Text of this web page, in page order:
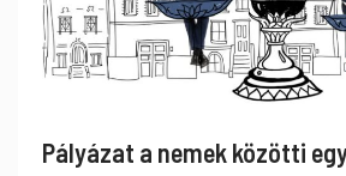
Pályázat a nemek közötti